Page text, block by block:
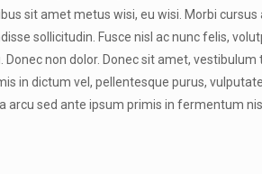
sit amet metus wisi, eu wisi. Morbi cursus
sollicitudin. Fusce nisl ac nunc felis,
non dolor. Donec sit amet,
in dictum vel, pellentesque purus,
sed ante ipsum primis in fermentum